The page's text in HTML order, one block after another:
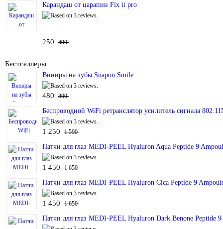
Карандаш от царапин Fix it pro
250 490
Бестселлеры
Виниры на зубы Snapon Smile
480 800
Беспроводной WiFi ретранслятор усилитель сигнала
1 250 1 590
Патчи для глаз MEDI-PEEL Hyaluron Aqua Peptide 9
1 450 1 650
Патчи для глаз MEDI-PEEL Hyaluron Cica Peptide 9
1 450 1 650
Патчи для глаз MEDI-PEEL Hyaluron Dark Benone Peptide